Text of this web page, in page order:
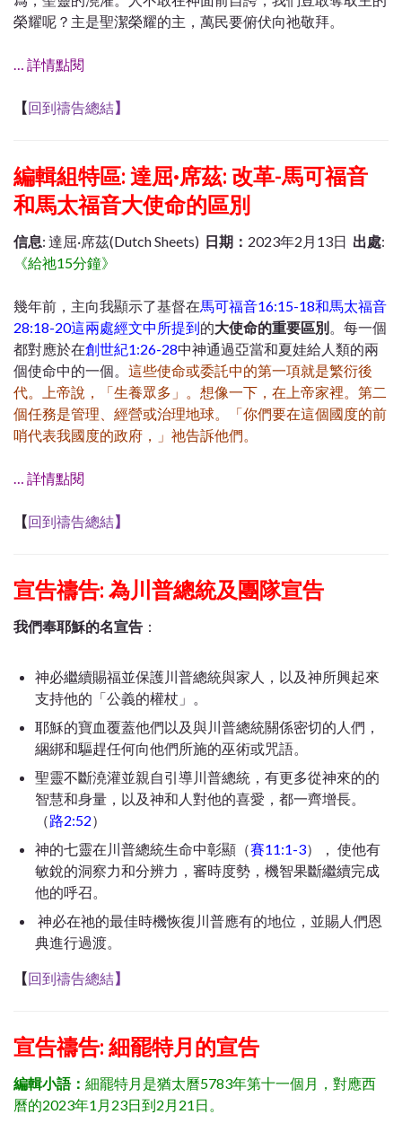
榮耀呢？主是聖潔榮耀的主，萬民要俯伏向祂敬拜。
… 詳情點閱
【回到禱告總結】
編輯組特區: 達屈·席茲: 改革-馬可福音
和馬太福音大使命的區別
信息: 達屈·席茲(Dutch Sheets) 日期： 2023年2月13日 出處:
《給祂15分鐘》
幾年前，主向我顯示了基督在馬可福音16:15-18和馬太福音
28:18-20這兩處經文中所提到的大使命的重要區別 。每一個
都對應於在創世紀1:26-28中神通過亞當和夏娃給人類的兩
個使命中的一個。 這些使命或委託中的第一項就是繁衍後
代。上帝說，「生養眾多」。想像一下，在上帝家裡。第二
個任務是管理、經營或治理地球。「你們要在這個國度的前
哨代表我國度的政府，」祂告訴他們。
… 詳情點閱
【回到禱告總結】
宣告禱告: 為川普總統及團隊宣告
我們奉耶穌的名宣告 ：
神必繼續賜福並保護川普總統與家人，以及神所興起來
支持他的「公義的權杖」。
耶穌的寶血覆蓋他們以及與川普總統關係密切的人們，
綑綁和驅趕任何向他們所施的巫術或咒語。
聖靈不斷澆灌並親自引導川普總統，有更多從神來的的
智慧和身量，以及神和人對他的喜愛，都一齊增長。
（路2:52）
神的七靈在川普總統生命中彰顯（賽11:1-3）， 使他有
敏銳的洞察力和分辨力，審時度勢，機智果斷繼續完成
他的呼召。
神必在祂的最佳時機恢復川普應有的地位，並賜人們恩
典進行過渡。
【回到禱告總結】
宣告禱告: 細罷特月的宣告
編輯小語： 細罷特月是猶太曆5783年第十一個月，對應西
曆的2023年1月23日到2月21日。